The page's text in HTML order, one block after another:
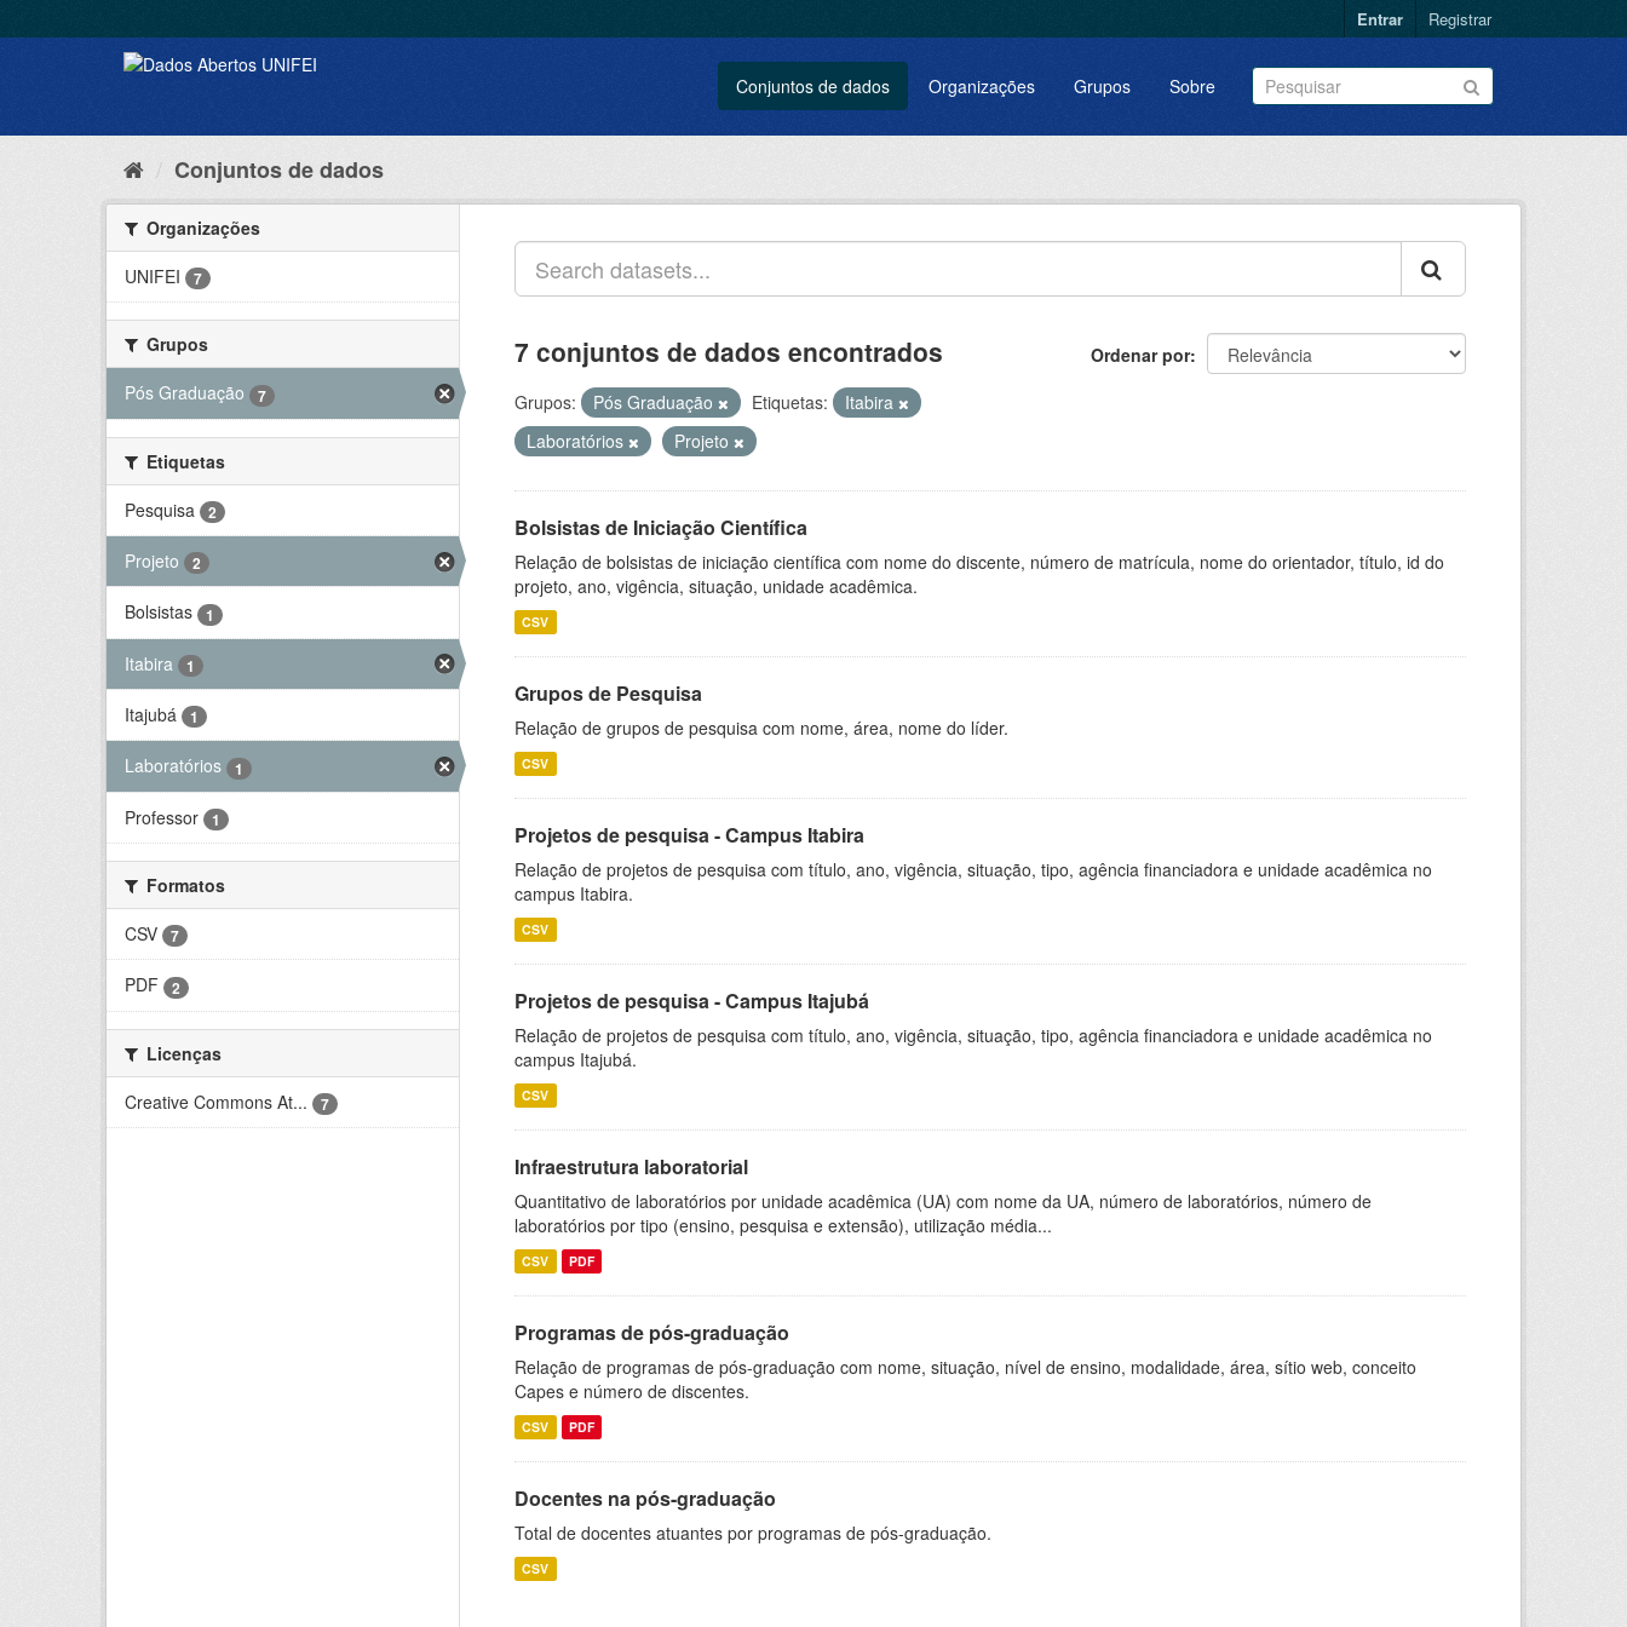
Entrar Registrar
Conjuntos de dados Organizações Grupos Sobre
Conjuntos de dados
Organizações
UNIFEI
7
Grupos
Pós Graduação
7
Etiquetas
Pesquisa
2
Projeto 2
Bolsistas 1
Itabira 1
Itajubá 1
Laboratórios 1
Professor 1
Formatos
CSV
7
PDF 2
Licenças
Creative Commons At...
7
Ordenar por
7 conjuntos de dados encontrados
Grupos: Pós Graduação Etiquetas:
Itabira
Laboratórios
Projeto
Bolsistas de Iniciação Científica
Relação de bolsistas de iniciação científica com nome do discente, número de matrícula, nome do orientador, título, id do
projeto, ano, vigência, situação, unidade acadêmica.
CSV
Grupos de Pesquisa
Relação de grupos de pesquisa com nome, área, nome do líder.
CSV
Projetos de pesquisa - Campus Itabira
Relação de projetos de pesquisa com título, ano, vigência, situação, tipo, agência financiadora e unidade acadêmica no
campus Itabira.
CSV
Projetos de pesquisa - Campus Itajubá
Relação de projetos de pesquisa com título, ano, vigência, situação, tipo, agência financiadora e unidade acadêmica no
campus Itajubá.
CSV
Infraestrutura laboratorial
Quantitativo de laboratórios por unidade acadêmica (UA) com nome da UA, número de laboratórios, número de
laboratórios por tipo (ensino, pesquisa e extensão), utilização média...
CSV PDF
Programas de pós-graduação
Relação de programas de pós-graduação com nome, situação, nível de ensino, modalidade, área, sítio web, conceito
Capes e número de discentes.
CSV PDF
Docentes na pós-graduação
Total de docentes atuantes por programas de pós-graduação.
CSV